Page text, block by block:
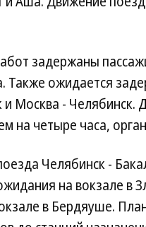
задержаны
Также ожидается
Москва - Челябинск.
на четыре часа,
Челябинск -
на вокзале в
в Бердяуше.